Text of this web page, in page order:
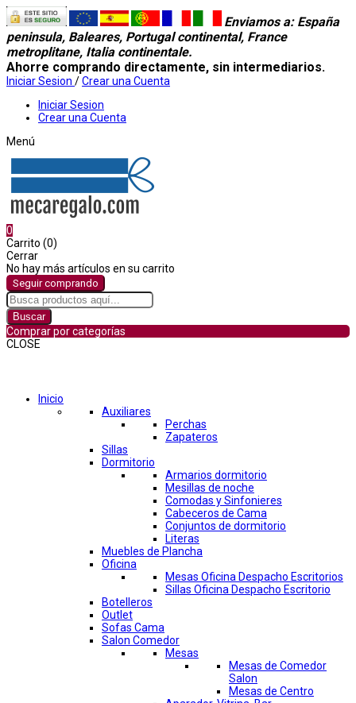
Enviamos a: España
peninsula, Baleares, Portugal continental, France
metroplitane, Italia continentale.
Ahorre comprando directamente, sin intermediarios.
Iniciar Sesion /Crear una Cuenta
Iniciar Sesion
Crear una Cuenta
Menú
0
Carrito (0)
Cerrar
No hay más artículos en su carrito
Seguir comprando
Buscar
Comprar por categorías
CLOSE
Inicio
Auxiliares
Perchas
Zapateros
Sillas
Dormitorio
Armarios dormitorio
Mesillas de noche
Comodas y Sinfonieres
Cabeceros de Cama
Conjuntos de dormitorio
Literas
Muebles de Plancha
Oficina
Mesas Oficina Despacho Escritorios
Sillas Oficina Despacho Escritorio
Botelleros
Outlet
Sofas Cama
Salon Comedor
Mesas
Mesas de Comedor
Salon
Mesas de Centro